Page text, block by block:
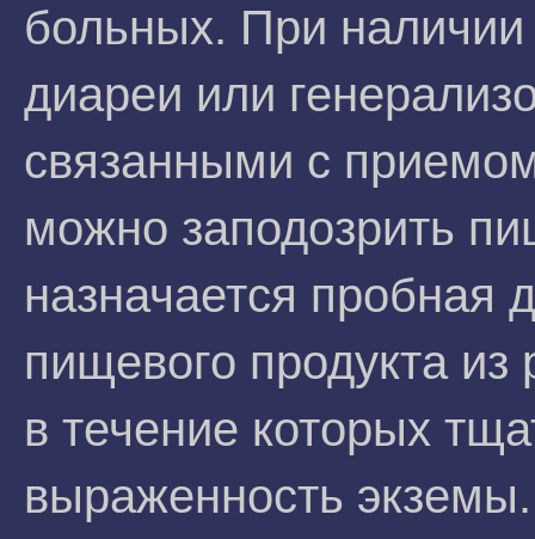
больных. При
диареи или
связанными с
можно заподозрить
назначается пробная
пищевого продукта
в течение которых
выраженность экземы.